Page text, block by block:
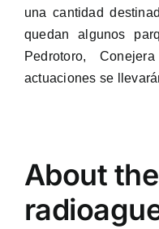
una cantidad
quedan algunos
Pedrotoro,
actuaciones se
About